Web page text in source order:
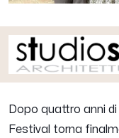
Dopo quattro anni
Festival torna